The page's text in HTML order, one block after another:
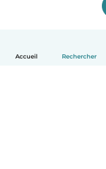
Accueil Rechercher